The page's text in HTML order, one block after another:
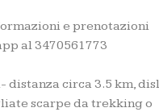
e prenotazioni
al 3470561773
distanza circa 3.5 km,
scarpe da trekking o